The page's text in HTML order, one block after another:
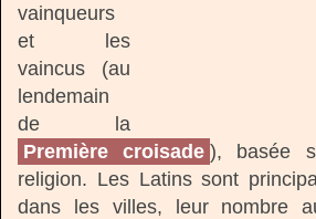
vainqueurs
et les
vaincus (au
lendemain
de la
Première croisade ), basée
religion. Les Latins sont
dans les villes, leur nombre